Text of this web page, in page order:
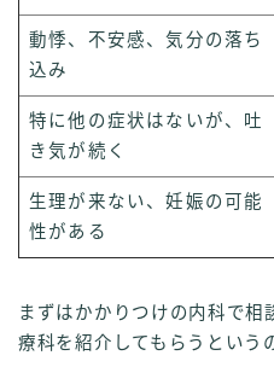
動悸、不安感、気分の落ち
込み
特に他の症状はないが、吐
き気が続く
生理が来ない、妊娠の可能
性がある
まずはかかりつけの内科で相
療科を紹介してもらうという